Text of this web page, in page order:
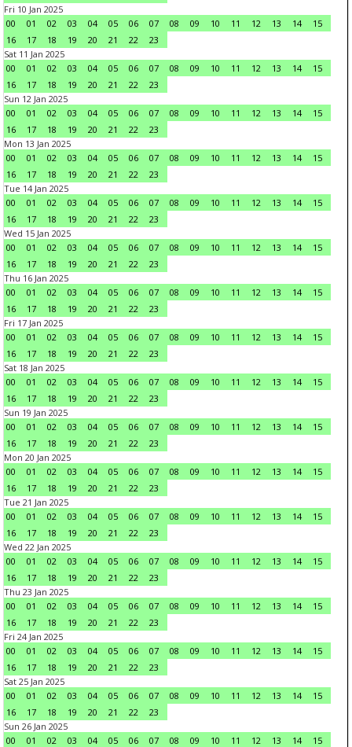
Fri 10 Jan 2025
00
01 02 03 04 05 06 07 08 09 10 11 12 13 14
15
16
17 18 19 20 21 22
23
Sat 11 Jan 2025
00
01 02 03 04 05 06 07 08 09 10 11 12 13 14
15
16
17 18 19 20 21 22
23
Sun 12 Jan 2025
00
01 02 03 04 05 06 07 08 09 10 11 12 13 14
15
16
17 18 19 20 21 22
23
Mon 13 Jan 2025
00
01 02 03 04 05 06 07 08 09 10 11 12 13 14
15
16
17 18 19 20 21 22
23
Tue 14 Jan 2025
00
01 02 03 04 05 06 07 08 09 10 11 12 13 14
15
16
17 18 19 20 21 22
23
Wed 15 Jan 2025
00
01 02 03 04 05 06 07 08 09 10 11 12 13 14
15
16
17 18 19 20 21 22
23
Thu 16 Jan 2025
00
01 02 03 04 05 06 07 08 09 10 11 12 13 14
15
16
17 18 19 20 21 22
23
Fri 17 Jan 2025
00
01 02 03 04 05 06 07 08 09 10 11 12 13 14
15
16
17 18 19 20 21 22
23
Sat 18 Jan 2025
00
01 02 03 04 05 06 07 08 09 10 11 12 13 14
15
16
17 18 19 20 21 22
23
Sun 19 Jan 2025
00
01 02 03 04 05 06 07 08 09 10 11 12 13 14
15
16
17 18 19 20 21 22
23
Mon 20 Jan 2025
00
01 02 03 04 05 06 07 08 09 10 11 12 13 14
15
16
17 18 19 20 21 22
23
Tue 21 Jan 2025
00
01 02 03 04 05 06 07 08 09 10 11 12 13 14
15
16
17 18 19 20 21 22
23
Wed 22 Jan 2025
00
01 02 03 04 05 06 07 08 09 10 11 12 13 14
15
16
17 18 19 20 21 22
23
Thu 23 Jan 2025
00
01 02 03 04 05 06 07 08 09 10 11 12 13 14
15
16
17 18 19 20 21 22
23
Fri 24 Jan 2025
00
01 02 03 04 05 06 07 08 09 10 11 12 13 14
15
16
17 18 19 20 21 22
23
Sat 25 Jan 2025
00
01 02 03 04 05 06 07 08 09 10 11 12 13 14
15
16
17 18 19 20 21 22
23
Sun 26 Jan 2025
00
01 02 03 04 05 06 07 08 09 10 11 12 13 14
15